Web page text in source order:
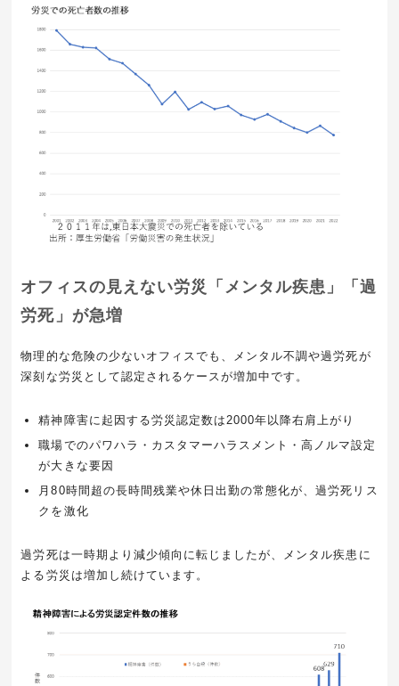
オフィスの見えない労災「メンタル疾患」「過
労死」が急増
物理的な危険の少ないオフィスでも、メンタル不調や過労死が
深刻な労災として認定されるケースが増加中です。
精神障害に起因する労災認定数は2000年以降右肩上がり
職場でのパワハラ・カスタマーハラスメント・高ノルマ設定
が大きな要因
月80時間超の長時間残業や休日出勤の常態化が、過労死リス
クを激化
過労死は一時期より減少傾向に転じましたが、メンタル疾患に
よる労災は増加し続けています。